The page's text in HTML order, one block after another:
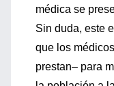
médica se
Sin duda, este
que los
prestan– para